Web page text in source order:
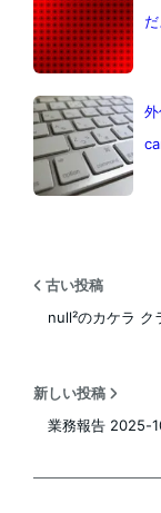
古い投稿
null²のカケラ ク
新しい投稿
業務報告 2025-